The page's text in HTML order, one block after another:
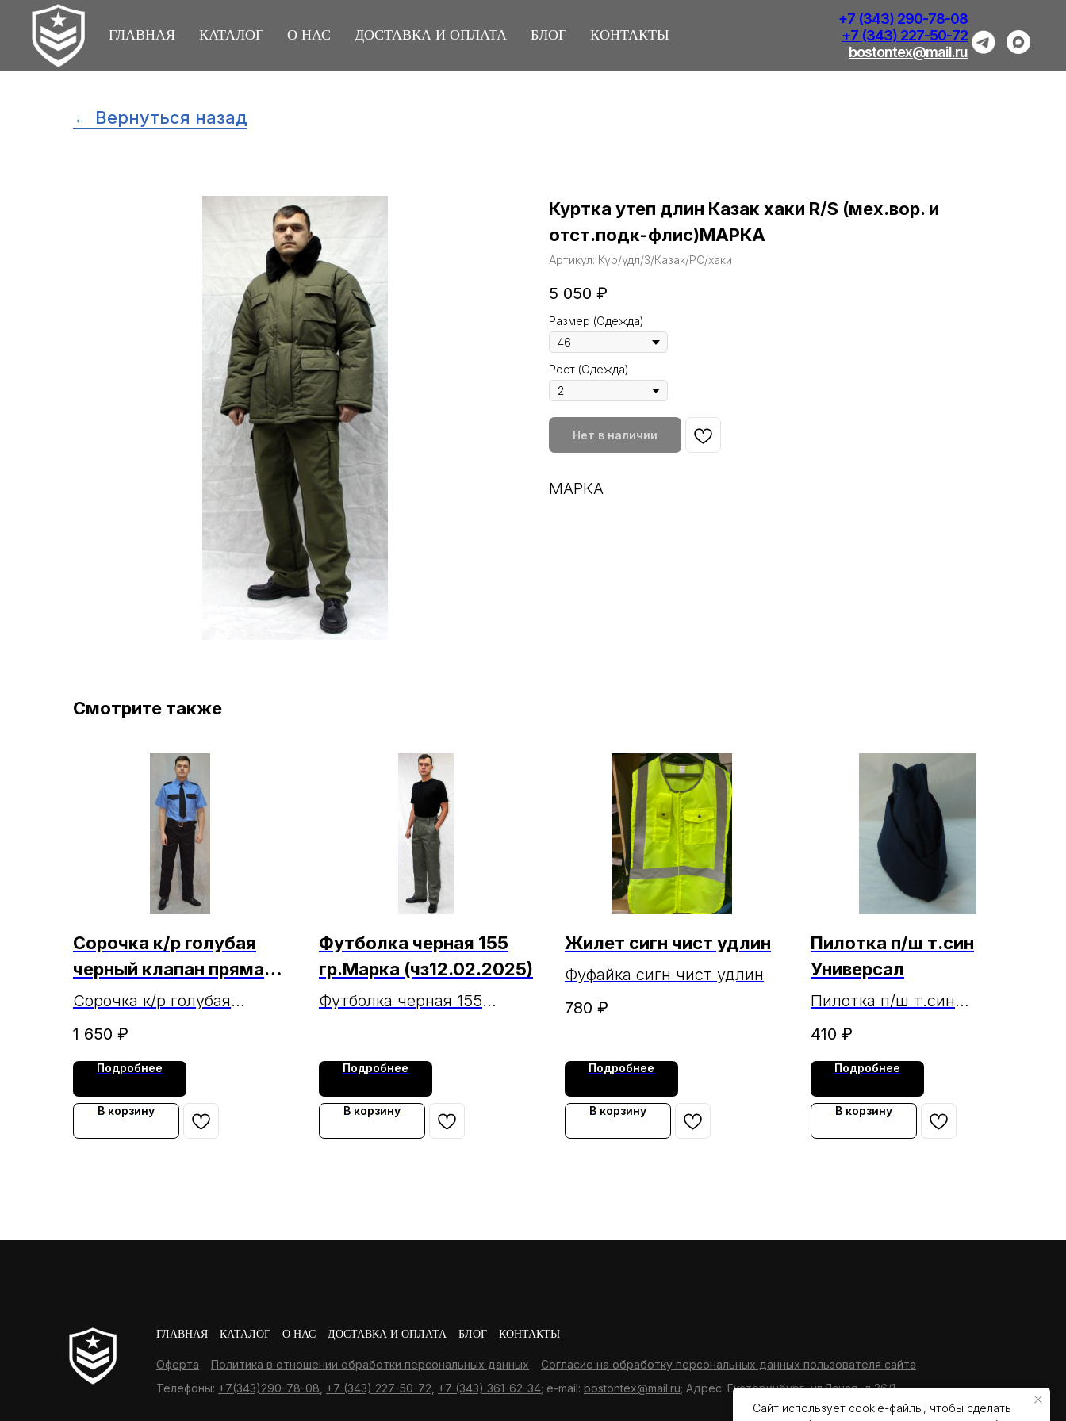
ГЛАВНАЯ КАТАЛОГ О НАС ДОСТАВКА И ОПЛАТА БЛОГ КОНТАКТЫ
+7 (343) 290-78-08
+7 (343) 227-50-72
bostontex@mail.ru
← Вернуться назад
Куртка утеп длин Казак хаки R/S (мех.вор. и
отст.подк-флис)МАРКА
Артикул: Кур/удл/З/Казак/РС/хаки
5 050 ₽
Размер (Одежда)
Рост (Одежда)
Нет в наличии
МАРКА
Смотрите также
Сорочка к/р голубая
черный клапан прямая
МАРКА (чз 01.07.24)
Сорочка к/р голубая
черный клапан прямая
1 650 ₽
Подробнее
В корзину
Футболка черная 155
гр.Марка (чз12.02.2025)
Футболка черная 155
Подробнее
В корзину
Жилет сигн чист удлин
Фуфайка сигн чист удлин
780 ₽
Подробнее
В корзину
Пилотка п/ш т.син
Универсал
Пилотка п/ш т.син
Универсал
410 ₽
Подробнее
В корзину
ГЛАВНАЯ КАТАЛОГ О НАС ДОСТАВКА И ОПЛАТА БЛОГ КОНТАКТЫ
Оферта Политика в отношении обработки персональных данных
Согласие на обработку персональных данных пользователя сайта
Телефоны: +7(343)290-78-08 +7 (343) 227-50-72 +7 (343) 361-62-34; e-mail: bostontex@mail.ru; Адрес: Екатеринбург, ул.Ясная, д.36/1
Сайт использует cookie-файлы, чтобы сделать